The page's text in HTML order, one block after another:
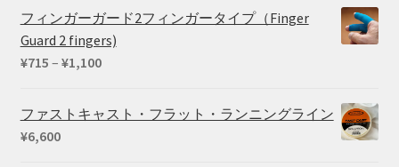
価
格
は
し
の
で
フィンガーガード2フィンガータイプ（Finger
Guard 2 fingers)
¥715 – ¥1,100価
帯:
ファストキャスト・フラット・ランニングライン
¥6,600